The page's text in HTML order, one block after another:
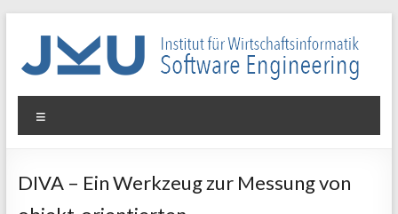
WIN-
SE
für
DIVA – Ein Werkzeug zur Messung von